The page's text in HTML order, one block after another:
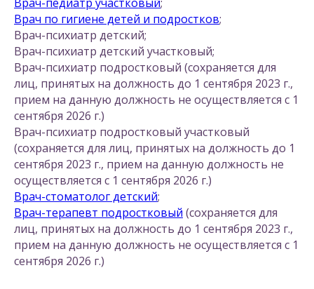
Врач по гигиене детей и подростков;
Врач-психиатр детский;
Врач-психиатр детский участковый;
Врач-психиатр подростковый (сохраняется для
лиц, принятых на должность до 1 сентября 2023 г.,
прием на данную должность не осуществляется с 1
сентября 2026 г.)
Врач-психиатр подростковый участковый
(сохраняется для лиц, принятых на должность до 1
сентября 2023 г., прием на данную должность не
осуществляется с 1 сентября 2026 г.)
Врач-стоматолог детский;
Врач-терапевт подростковый (сохраняется для
лиц, принятых на должность до 1 сентября 2023 г.,
прием на данную должность не осуществляется с 1
сентября 2026 г.)